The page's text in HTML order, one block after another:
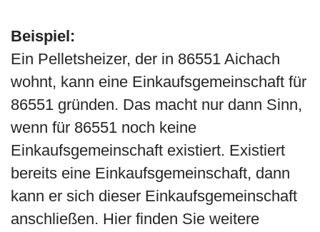
Beispiel:
Ein Pelletsheizer, der in 86551 Aichach
wohnt, kann eine Einkaufsgemeinschaft für
86551 gründen. Das macht nur dann Sinn,
wenn für 86551 noch keine
Einkaufsgemeinschaft existiert. Existiert
bereits eine Einkaufsgemeinschaft, dann
kann er sich dieser Einkaufsgemeinschaft
anschließen. Hier finden Sie weitere